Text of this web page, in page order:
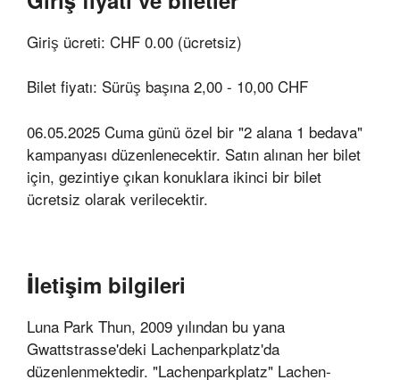
Giriş ücreti: CHF 0.00 (ücretsiz)
Bilet fiyatı: Sürüş başına 2,00 - 10,00 CHF
06.05.2025 Cuma günü özel bir "2 alana 1 bedava"
kampanyası düzenlenecektir. Satın alınan her bilet
için, gezintiye çıkan konuklara ikinci bir bilet
ücretsiz olarak verilecektir.
İletişim bilgileri
Luna Park Thun, 2009 yılından bu yana
Gwattstrasse'deki Lachenparkplatz'da
düzenlenmektedir. "Lachenparkplatz" Lachen-